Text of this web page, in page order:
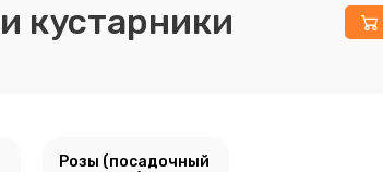
кустарники
Розы (посадочный